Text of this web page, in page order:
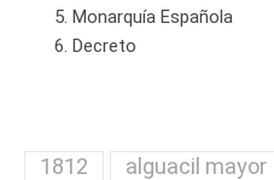
Monarquía Española
Decreto
1812 alguacil mayor